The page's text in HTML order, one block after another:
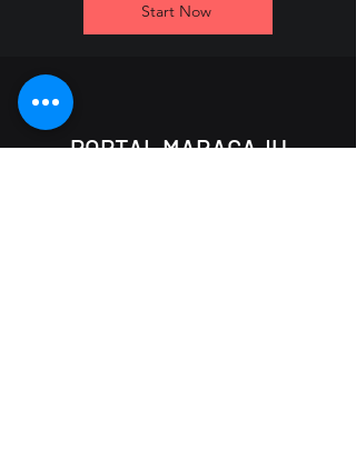
Start Now
PORTAL MARACAJU